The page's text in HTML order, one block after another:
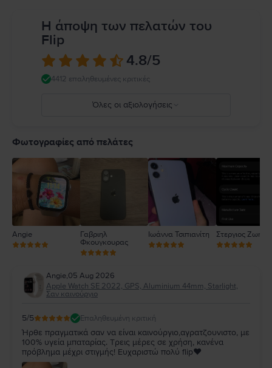
Η άποψη των πελατών του
Flip
4.8/5
4412 επαληθευμένες κριτικές
Όλες οι αξιολογήσεις
4
Φωτογραφίες από πελάτες
Angie
Γαβριηλ
Φκουγκουρας
Ιωάννα Τσιπιανίτη Στεργιος
Angie,05 Aug 2026
Apple Watch SE 2022, GPS, Aluminium 44mm, Starlight,
Σαν καινούργιο
5/5 Επαληθευμένη κριτική
Ήρθε πραγματικά σαν να είναι καινούργιο,αγρατζουνιστο, με
100% υγεία μπαταρίας. Τρεις μέρες σε χρήση, κανένα
πρόβλημα μέχρι στιγμής! Ευχαριστώ πολύ flip❤️